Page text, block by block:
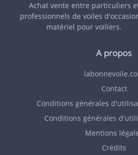
Achat vente entre particuliers
professionnels de voiles
matériel pour voiliers.
A propos
Contact
Conditions générales
Conditions générales
Mentions
Crédits